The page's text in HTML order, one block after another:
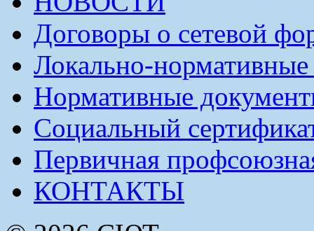
Договоры о сетевой
Локально-
Нормативные
Социальный
Первичная
КОНТАКТЫ